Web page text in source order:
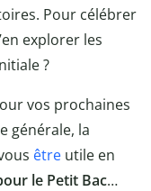
Pour célébrer
explorer les
?
vos prochaines
générale, la
être utile en
le Petit Bac…